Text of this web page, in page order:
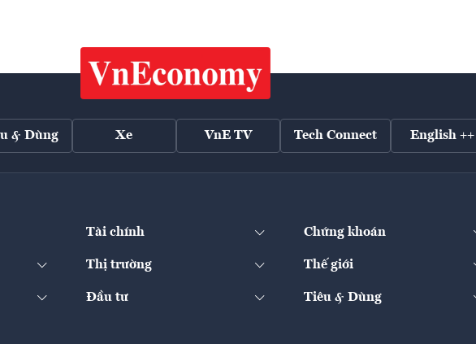
& Dùng Xe VnE TV Tech Connect English ++
Tài chính Chứng khoán
Thị trường Thế giới
Đầu tư Tiêu & Dùng